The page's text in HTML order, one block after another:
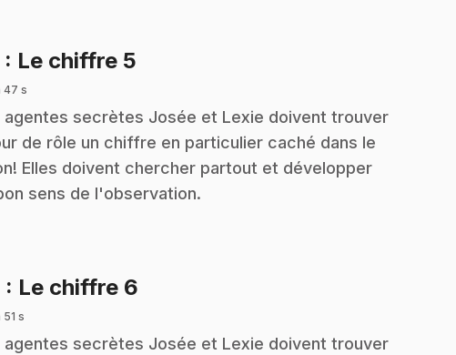
: Le chiffre 5
47 s
agentes secrètes Josée et Lexie doivent trouver
de rôle un chiffre en particulier caché dans le
Elles doivent chercher partout et développer
sens de l'observation.
: Le chiffre 6
51 s
agentes secrètes Josée et Lexie doivent trouver